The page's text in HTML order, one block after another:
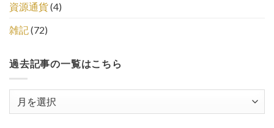
資源通貨(4)
雑記(72)
過去記事の一覧はこちら